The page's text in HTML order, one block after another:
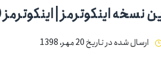
ارسال شده در تاریخ 20 مهر، 1398